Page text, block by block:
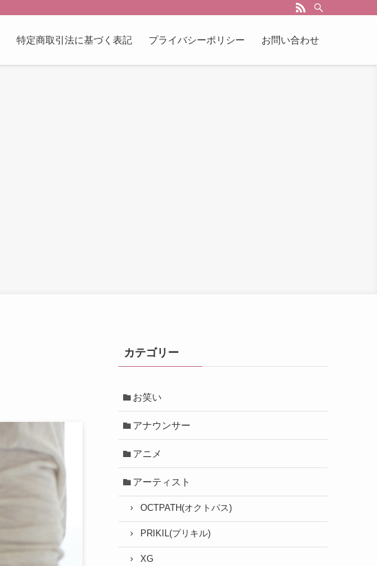
特定商取引法に基づく表記 プライバシーポリシー お問い合わせ
カテゴリー
お笑い
アナウンサー
アニメ
アーティスト
OCTPATH(オクトパス)
PRIKIL(プリキル)
XG